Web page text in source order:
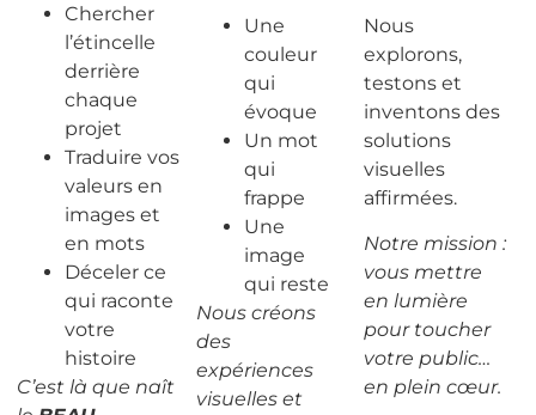
Chercher
l’étincelle
derrière
chaque
projet
Traduire vos
valeurs en
images et
en mots
Déceler ce
qui raconte
votre
histoire
C’est là que naît
Une
couleur
qui
évoque
Un mot
qui
frappe
Une
image
qui reste
Nous créons
des
expériences
visuelles et
Nous
explorons,
testons et
inventons des
solutions
visuelles
affirmées.
Notre mission :
vous mettre
en lumière
pour toucher
votre public…
en plein cœur.